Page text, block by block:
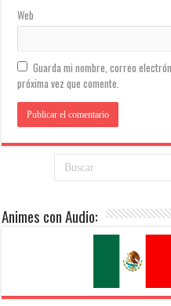
Web
Guarda mi nombre, correo
próxima vez que comente.
Animes con Audio: